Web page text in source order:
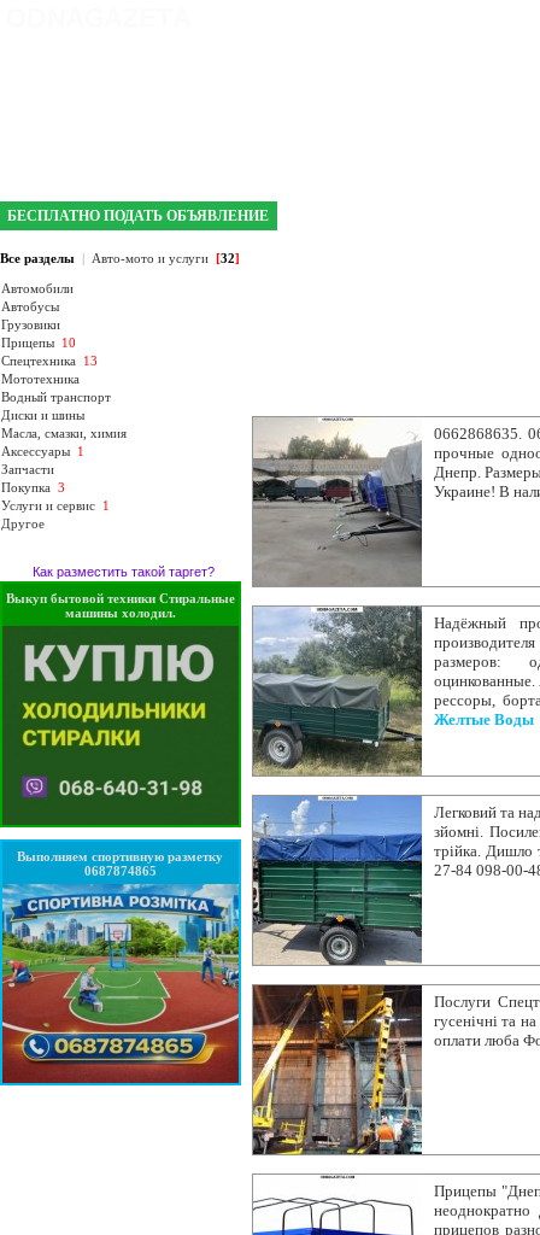
БЕСПЛАТНО ПОДАТЬ ОБЪЯВЛЕНИЕ
Все разделы | Авто-мото и услуги [32]
Автомобили
Автобусы
Грузовики
Прицепы 10
Спецтехника
13
Мототехника
Водный транспорт
Диски и шины
Масла, смазки, химия
Аксессуары 1
Запчасти
Покупка 3
Услуги и сервис 1
Другое
Как разместить такой таргет?
Выкуп бытовой техники Стиральные
машины холодил.
Выполняем спортивную разметку
0687874865
0662868635.
прочные
Днепр.
Украине! В
Надёжный
размеров:
оцинкованные.
рессоры,
Желтые Воды
Легковий та
зйомні.
трійка. Дишло
27-84 098-00-
Послуги
гусенічні та
оплати люба
Прицепы
прицепов